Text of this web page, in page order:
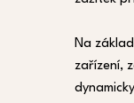
Na
zařízení,